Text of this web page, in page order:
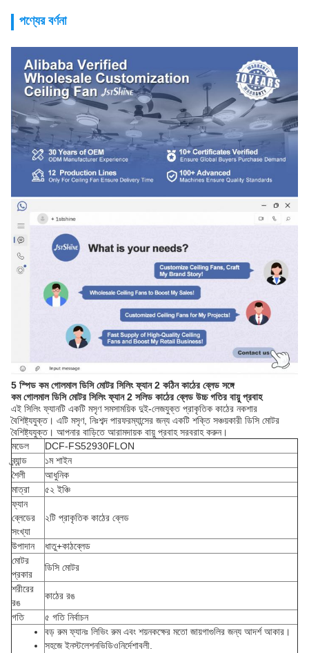
পণ্যের বর্ণনা
5 স্পিড কম গোলমাল ডিসি মোটর সিলিং ফ্যান 2 কঠিন কাঠের ব্লেড সঙ্গে
কম গোলমাল ডিসি মোটর সিলিং ফ্যান 2 সলিড কাঠের ব্লেড উচ্চ গতির বায়ু প্রবাহ
এই সিলিং ফ্যানটি একটি মসৃণ সমসাময়িক দুই-লেজযুক্ত প্রাকৃতিক কাঠের নকশার
বৈশিষ্ট্যযুক্ত। এটি মসৃণ, নিঃশব্দ পারফরম্যান্সের জন্য একটি শক্তি সঞ্চয়কারী ডিসি মোটর
বৈশিষ্ট্যযুক্ত। আপনার বাড়িতে আরামদায়ক বায়ু প্রবাহ সরবরাহ করুন।
মডেল
DCF-FS52930FLON
ব্র্যান্ড
১ম শাইন
শৈলী
আধুনিক
মাত্রা
৫২ ইঞ্চি
ফ্যান
ব্লেডের
সংখ্যা
২টি প্রাকৃতিক কাঠের ব্লেড
উপাদান ধাতু+কাঠব্লেড
মোটর
প্রকার
ডিসি মোটর
শরীরের
রঙ
কাঠের রঙ
গতি
৫ গতি নির্বাচন
বড় রুম ফ্যানঃ লিভিং রুম এবং শয়নকক্ষের মতো জায়গাগুলির জন্য আদর্শ আকার।
সহজে ইনস্টলেশনভিডিওনির্দেশাবলী